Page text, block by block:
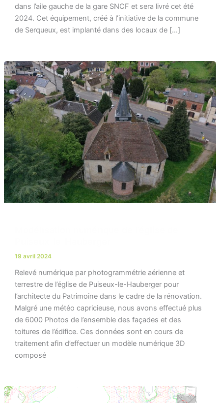
dans l’aile gauche de la gare SNCF et sera livré cet été
2024. Cet équipement, créé à l’initiative de la commune
de Serqueux, est implanté dans des locaux de […]
19 avril 2024
Relevé numérique par photogrammétrie aérienne et
terrestre de l’église de Puiseux-le-Hauberger pour
l’architecte du Patrimoine dans le cadre de la rénovation.
Malgré une météo capricieuse, nous avons effectué plus
de 6000 Photos de l’ensemble des façades et des
toitures de l’édifice. Ces données sont en cours de
traitement afin d’effectuer un modèle numérique 3D
composé